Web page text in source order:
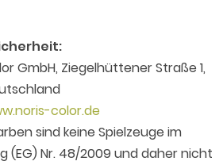
GmbH, Ziegelhüttener Straße 1,
color.de
sind keine Spielzeuge im
(EG) Nr. 48/2009 und daher nicht